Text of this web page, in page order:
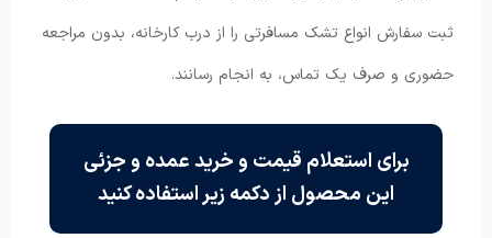
ثبت سفارش انواع تشک مسافرتی را از درب کارخانه، بدون مراجعه
حضوری و صرف یک تماس، به انجام رسانند.
برای استعلام قیمت و خرید عمده و جزئی
این محصول از دکمه زیر استفاده کنید